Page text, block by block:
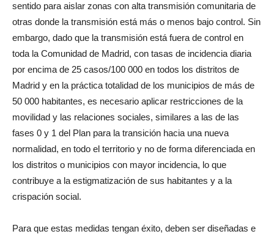
sentido para aislar zonas con alta transmisión comunitaria de
otras donde la transmisión está más o menos bajo control. Sin
embargo, dado que la transmisión está fuera de control en
toda la Comunidad de Madrid, con tasas de incidencia diaria
por encima de 25 casos/100 000 en todos los distritos de
Madrid y en la práctica totalidad de los municipios de más de
50 000 habitantes, es necesario aplicar restricciones de la
movilidad y las relaciones sociales, similares a las de las
fases 0 y 1 del Plan para la transición hacia una nueva
normalidad, en todo el territorio y no de forma diferenciada en
los distritos o municipios con mayor incidencia, lo que
contribuye a la estigmatización de sus habitantes y a la
crispación social.
Para que estas medidas tengan éxito, deben ser diseñadas e